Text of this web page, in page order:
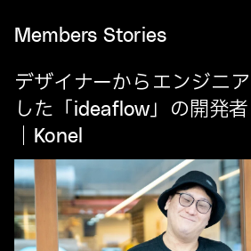
Members Stories
デザイナーからエンジニ
した「ideaflow」の開発
｜Konel